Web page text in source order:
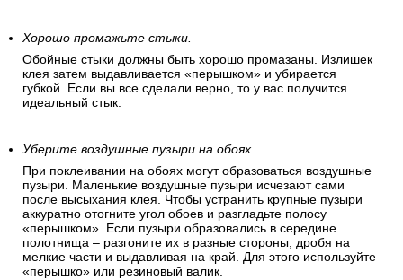
Хорошо промажьте стыки.
Обойные стыки должны быть хорошо промазаны. Излишек
клея затем выдавливается «перышком» и убирается
губкой. Если вы все сделали верно, то у вас получится
идеальный стык.
Уберите воздушные пузыри на обоях.
При поклеивании на обоях могут образоваться воздушные
пузыри. Маленькие воздушные пузыри исчезают сами
после высыхания клея. Чтобы устранить крупные пузыри
аккуратно отогните угол обоев и разгладьте полосу
«перышком». Если пузыри образовались в середине
полотнища – разгоните их в разные стороны, дробя на
мелкие части и выдавливая на край. Для этого используйте
«перышко» или резиновый валик.